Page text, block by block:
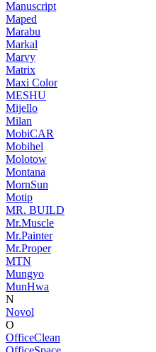
Manuscript
Maped
Marabu
Markal
Marvy
Matrix
Maxi Color
MESHU
Mijello
Milan
MobiCAR
Mobihel
Molotow
Montana
MornSun
Motip
MR. BUILD
Mr.Muscle
Mr.Painter
Mr.Proper
MTN
Mungyo
MunHwa
N
Novol
O
OfficeClean